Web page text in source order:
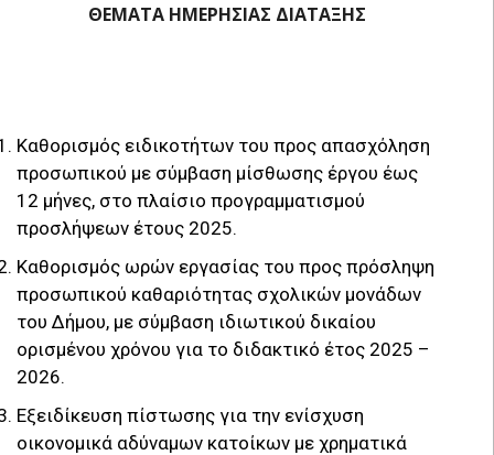
ΘΕΜΑΤΑ ΗΜΕΡΗΣΙΑΣ ΔΙΑΤΑΞΗΣ
Καθορισμός ειδικοτήτων του προς απασχόληση
προσωπικού με σύμβαση μίσθωσης έργου έως
12 μήνες, στο πλαίσιο προγραμματισμού
προσλήψεων έτους 2025.
Καθορισμός ωρών εργασίας του προς πρόσληψη
προσωπικού καθαριότητας σχολικών μονάδων
του Δήμου, με σύμβαση ιδιωτικού δικαίου
ορισμένου χρόνου για το διδακτικό έτος 2025 –
2026.
Εξειδίκευση πίστωσης για την ενίσχυση
οικονομικά αδύναμων κατοίκων με χρηματικά